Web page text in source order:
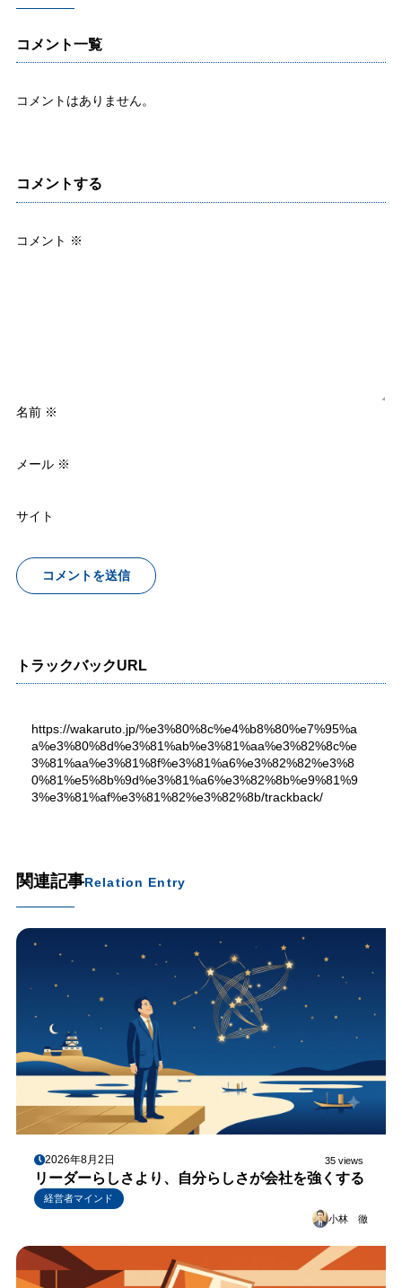
コメント一覧
コメントはありません。
コメントする
コメント ※
名前 ※
メール ※
サイト
トラックバックURL
https://wakaruto.jp/%e3%80%8c%e4%b8%80%e7%95%a
a%e3%80%8d%e3%81%ab%e3%81%aa%e3%82%8c%e
3%81%aa%e3%81%8f%e3%81%a6%e3%82%82%e3%8
0%81%e5%8b%9d%e3%81%a6%e3%82%8b%e9%81%9
3%e3%81%af%e3%81%82%e3%82%8b/trackback/
関連記事Relation Entry
2026年8月2日 35 views
リーダーらしさより、自分らしさが会社を強くする
経営者マインド
小林 徹